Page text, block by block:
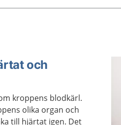
och
kroppens blodkärl.
olika organ och
till hjärtat igen. Det